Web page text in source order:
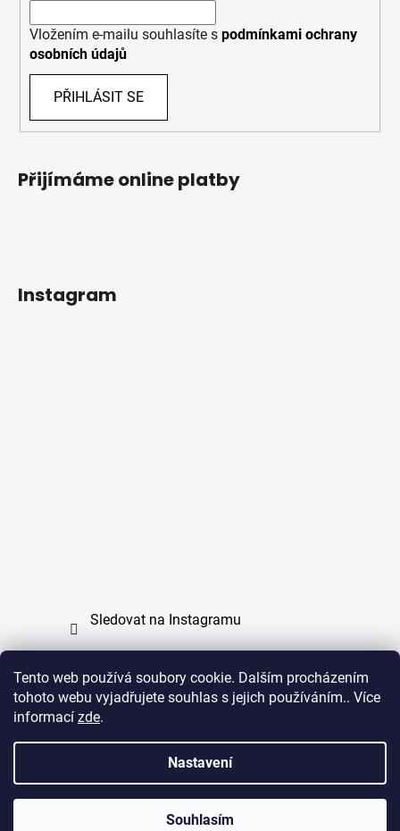
Tento web používá soubory cookie. Dalším procházením
tohoto webu vyjadřujete souhlas s jejich používáním.. Více
informací zde.
Nastavení
Souhlasím
Vložením e-mailu souhlasíte s podmínkami ochrany
osobních údajů
PŘIHLÁSIT SE
Přijímáme online platby
Instagram
Sledovat na Instagramu
Copyright (c) 2011 - 2026 zoo-branik.cz - Všechna
Vytvořil Shoptet